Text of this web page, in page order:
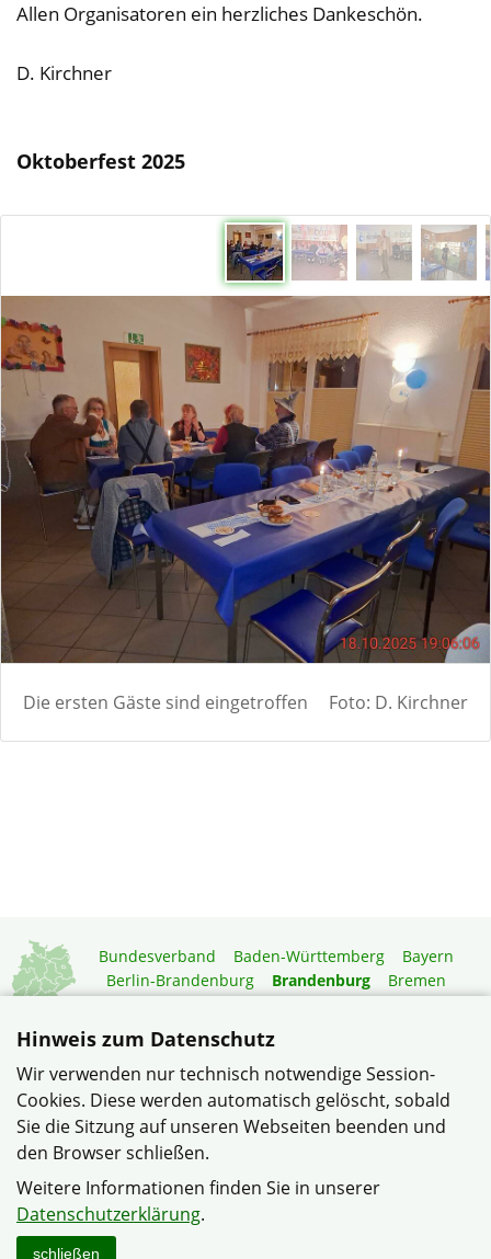
Allen Organisatoren ein herzliches Dankeschön.
D. Kirchner
Oktoberfest 2025
Die ersten Gäste sind eingetroffen Foto: D. Kirchner
Bundesverband Baden-Württemberg
Bayern
Berlin-Brandenburg
Brandenburg
Bremen
Niedersachsen
Rheinland-Pfalz
Saarland
Sachsen-Anhalt
Schleswig-Holstein
Thüringen
Mitgliedermagazin
Gartenberatung
© Siedlergemeinschaft Birkenstein im Verband
Wohneigentum Landesverband Brandenburg e.V.
Datenschutzerklärung
Hinweis zum Datenschutz
Wir verwenden nur technisch notwendige Session-
Cookies. Diese werden automatisch gelöscht, sobald
Sie die Sitzung auf unseren Webseiten beenden und
den Browser schließen.
Weitere Informationen finden Sie in unserer
Datenschutzerklärung.
schließen